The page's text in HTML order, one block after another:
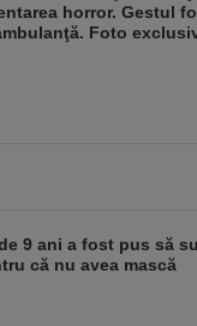
horror. Gestul
Foto
9 ani a fost pus să
că nu avea mască